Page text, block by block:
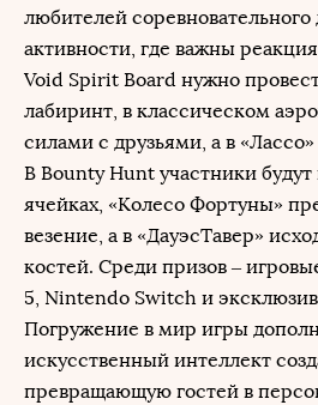
любителей
активности, где важны
Void Spirit Board нужно
лабиринт, в классическом
силами с друзьями, а в
В Bounty Hunt участники будут
ячейках, «Колесо Фортуны»
везение, а в «ДауэсТавер»
костей. Среди призов –
5, Nintendo Switch и
Погружение в мир игры
искусственный интеллект
превращающую гостей в